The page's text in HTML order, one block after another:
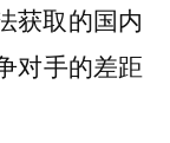
获取的国内
对手的差距